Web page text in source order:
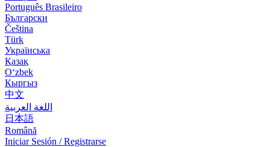
Português Brasileiro
Български
Čeština
Türk
Українська
Қазақ
Оʻzbek
Кыргыз
中文
اللغة العربية
日本語
Română
Iniciar Sesión / Registrarse